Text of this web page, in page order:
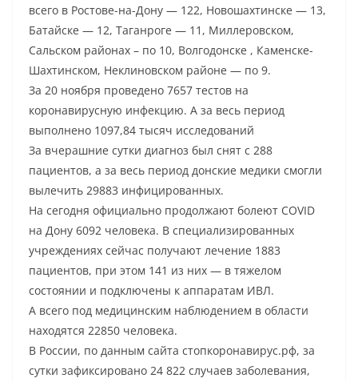
всего в Ростове-на-Дону — 122, Новошахтинске — 13,
Батайске — 12, Таганроге — 11, Миллеровском,
Сальском районах – по 10, Волгодонске , Каменске-
Шахтинском, Неклиновском районе — по 9.
За 20 ноября проведено 7657 тестов на
коронавирусную инфекцию. А за весь период
выполнено 1097,84 тысяч исследований
За вчерашние сутки диагноз был снят с 288
пациентов, а за весь период донские медики смогли
вылечить 29883 инфицированных.
На сегодня официально продолжают болеют COVID
на Дону 6092 человека. В специализированных
учреждениях сейчас получают лечение 1883
пациентов, при этом 141 из них — в тяжелом
состоянии и подключены к аппаратам ИВЛ.
А всего под медицинским наблюдением в области
находятся 22850 человека.
В России, по данным сайта стопкоронавирус.рф, за
сутки зафиксировано 24 822 случаев заболевания,